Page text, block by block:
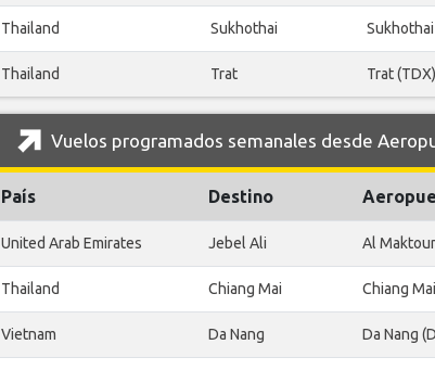
Thailand Sukhothai Sukhothai
Thailand Trat Trat (TDX)
Vuelos programados semanales desde
País Destino
United Arab Emirates Jebel Ali Al
Thailand Chiang Mai Chiang
Vietnam Da Nang Da Nang